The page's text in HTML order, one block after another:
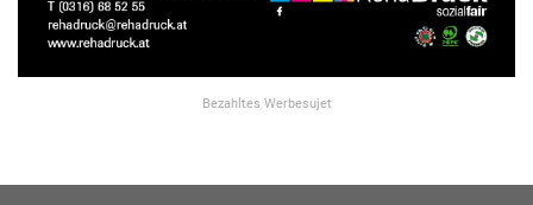
Bezahltes Werbesujet